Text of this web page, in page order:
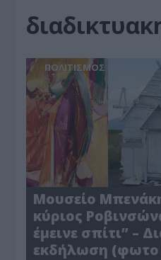
ΠΟΛΙΤΙΣΜΟΣ
Μουσείο
κύριος
έμεινε σπίτι” –
εκδήλωση (φωτο